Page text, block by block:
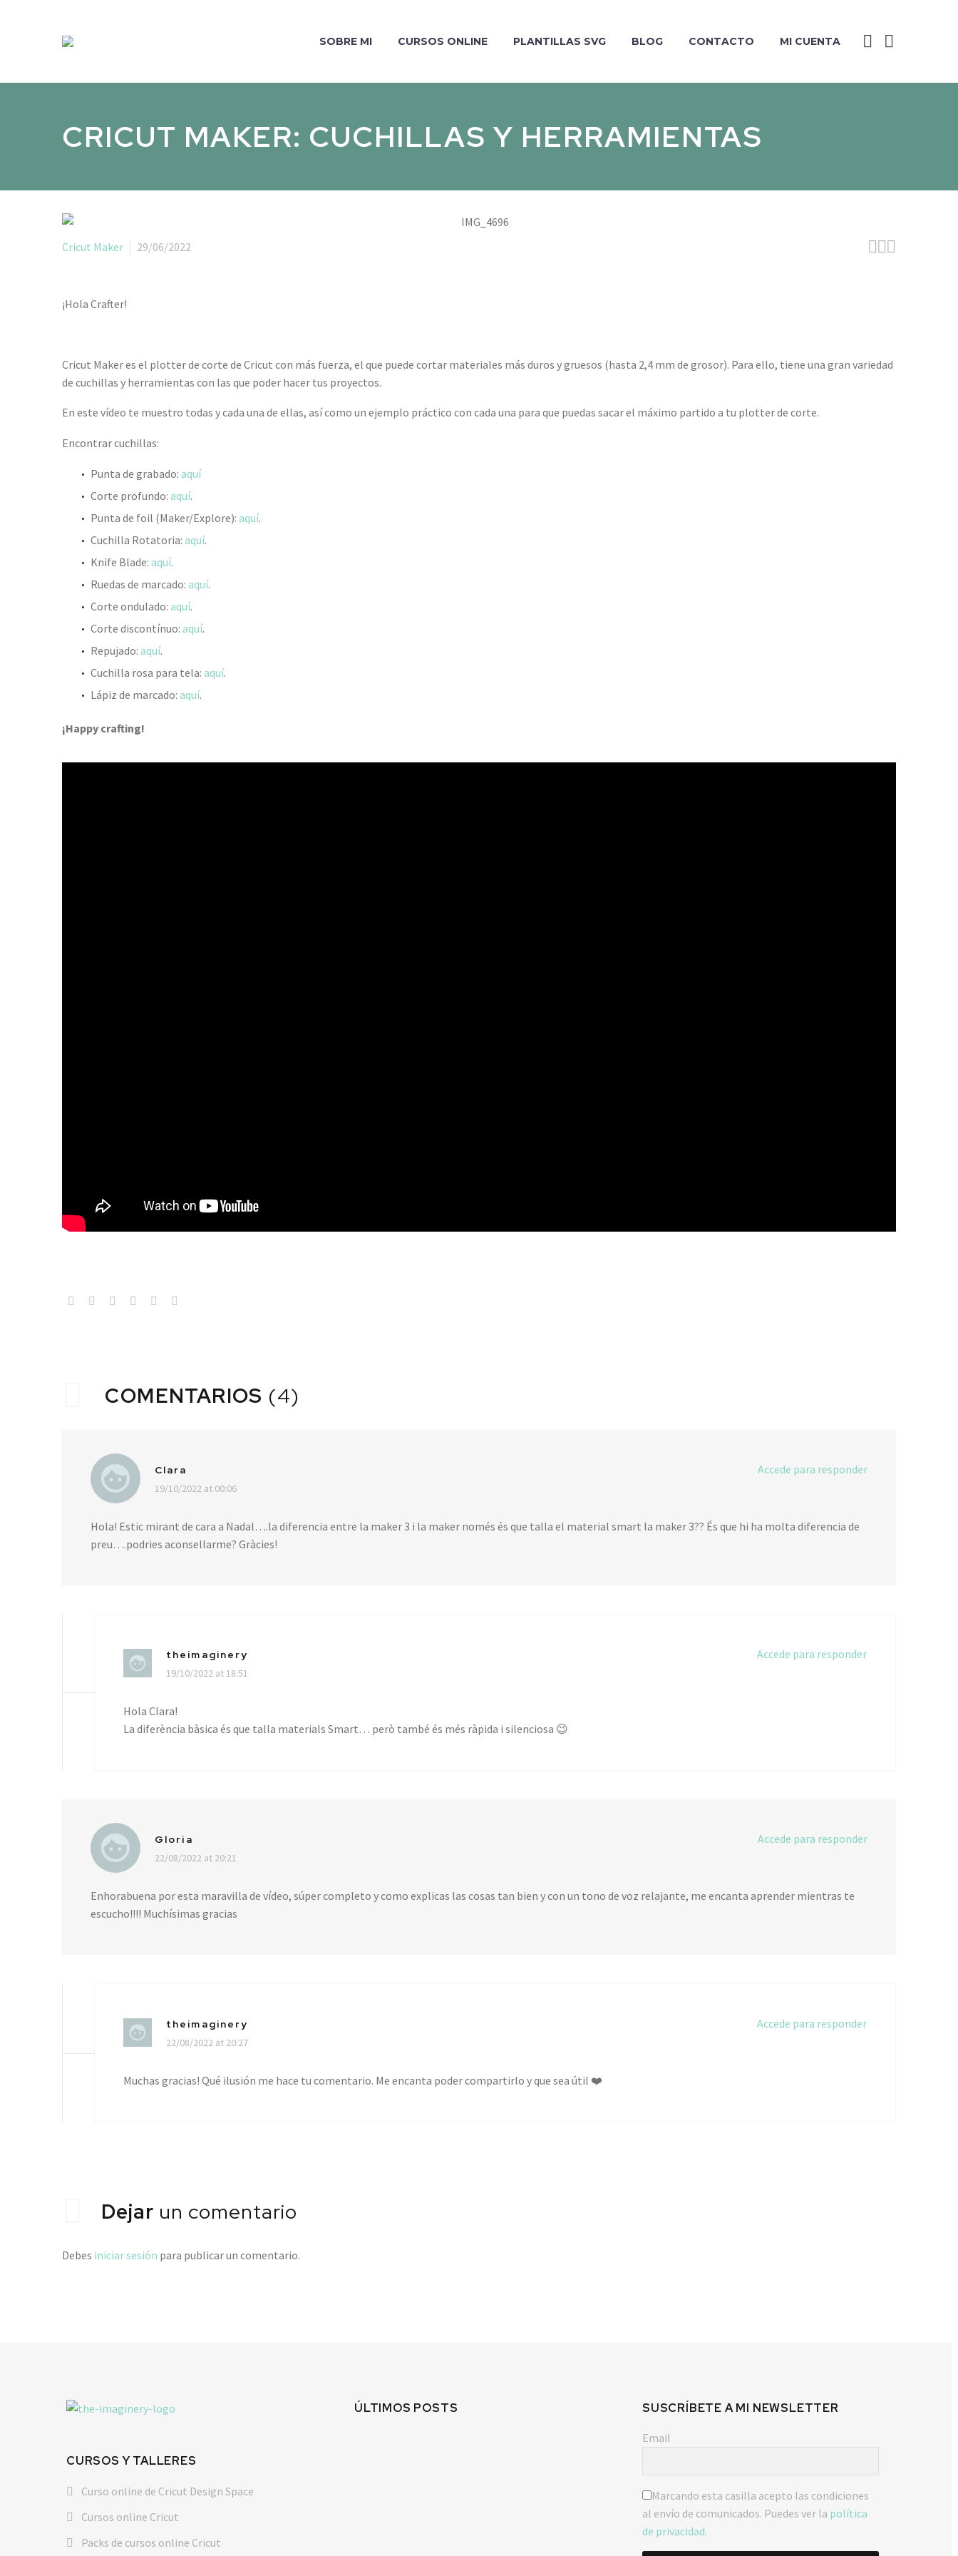
SOBRE MI CURSOS ONLINE PLANTILLAS SVG BLOG CONTACTO MI CUENTA
CRICUT MAKER: CUCHILLAS Y HERRAMIENTAS

Cricut Maker 29/06/2022
¡Hola Crafter!
Cricut Maker es el plotter de corte de Cricut con más fuerza, el que puede cortar materiales más duros y gruesos (hasta 2,4 mm de grosor). Para ello, tiene una gran variedad
de cuchillas y herramientas con las que poder hacer tus proyectos.
En este vídeo te muestro todas y cada una de ellas, así como un ejemplo práctico con cada una para que puedas sacar el máximo partido a tu plotter de corte.
Encontrar cuchillas:
Punta de grabado: aquí
Corte profundo: aquí.
Punta de foil (Maker/Explore): aquí.
Cuchilla Rotatoria: aquí.
Knife Blade: aquí.
Ruedas de marcado: aquí.
Corte ondulado: aquí.
Corte discontínuo: aquí.
Repujado: aquí.
Cuchilla rosa para tela: aquí.
Lápiz de marcado: aquí.
¡Happy crafting!
COMENTARIOS (4)
Clara
19/10/2022 at 00:06
Accede para responder
Hola! Estic mirant de cara a Nadal….la diferencia entre la maker 3 i la maker només és que talla el material smart la maker 3?? És que hi ha molta diferencia de
preu….podries aconsellarme? Gràcies!
theimaginery
19/10/2022 at 18:51
Accede para responder
Hola Clara!
La diferència bàsica és que talla materials Smart… però també és més ràpida i silenciosa 😉
Gloria
22/08/2022 at 20:21
Accede para responder
Enhorabuena por esta maravilla de vídeo, súper completo y como explicas las cosas tan bien y con un tono de voz relajante, me encanta aprender mientras te
escucho!!!! Muchísimas gracias
theimaginery
22/08/2022 at 20:27
Accede para responder
Muchas gracias! Qué ilusión me hace tu comentario. Me encanta poder compartirlo y que sea útil ❤️
Dejar un comentario
Debes iniciar sesión para publicar un comentario.
CURSOS Y TALLERES
Curso online de Cricut Design Space
Cursos online Cricut
Packs de cursos online Cricut
ÚLTIMOS POSTS SUSCRÍBETE A MI NEWSLETTER
Email
Marcando esta casilla acepto las condiciones
al envío de comunicados. Puedes ver la política
de privacidad.